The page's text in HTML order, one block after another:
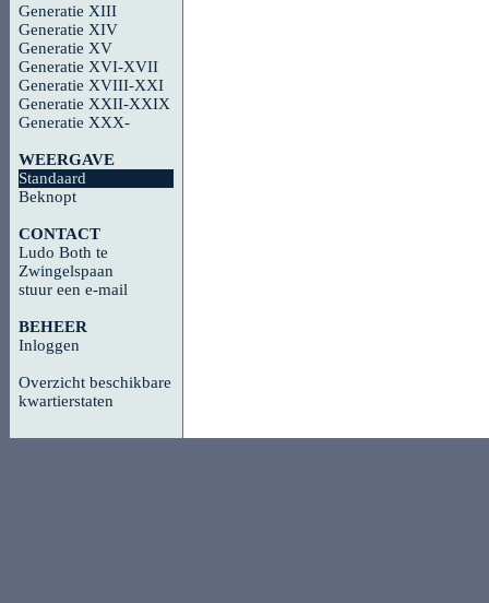
Generatie XIII
Generatie XIV
Generatie XV
Generatie XVI-XVII
Generatie XVIII-XXI
Generatie XXII-XXIX
Generatie XXX-
WEERGAVE
Standaard
Beknopt
CONTACT
Ludo Both te
Zwingelspaan
stuur een e-mail
BEHEER
Inloggen
Overzicht beschikbare
kwartierstaten